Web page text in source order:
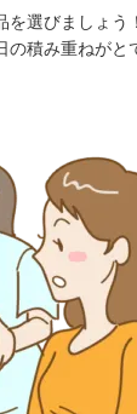
を選びましょう！
積み重ねがと